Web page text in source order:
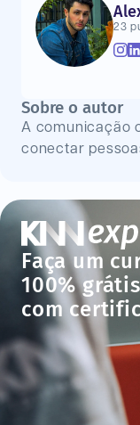
Faça um
100%
com
23
Sobre o autor
A comunicação
conectar